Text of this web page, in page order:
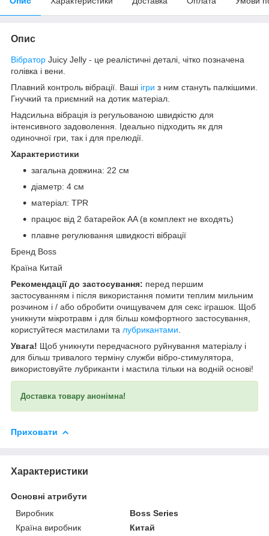
Опис
Вібратор Juicy Jelly - це реалістичні деталі, чітко позначена
голівка і вени.
Плавний контроль вібрації. Ваші ігри з ним стануть палкішими.
Гнучкий та приємний на дотик матеріал.
Надсильна вібрація із регульованою швидкістю для
інтенсивного задоволення. Ідеально підходить як для
одиночної гри, так і для прелюдії.
Характеристики
загальна довжина: 22 см
діаметр: 4 см
матеріал: TPR
працює від 2 батарейок AA (в комплект не входять)
плавне регулювання швидкості вібрації
Бренд Boss
Країна Китай
Рекомендації до застосування: перед першим
застосуванням і після використання помити теплим мильним
розчином і / або обробити очищувачем для секс іграшок. Щоб
уникнути мікротравм і для більш комфортного застосування,
користуйтеся мастилами та лубрикантами
Увага! Щоб уникнути передчасного руйнування матеріалу і
для більш тривалого терміну служби вібро-стимулятора,
використовуйте лубриканти і мастила тільки на водній основі!
Доставка товару анонімна!
Приховати
Характеристики
Основні атрибути
Виробник
Boss Series
Країна виробник
Китай